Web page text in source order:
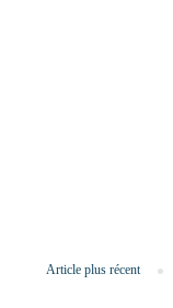
Article plus récent